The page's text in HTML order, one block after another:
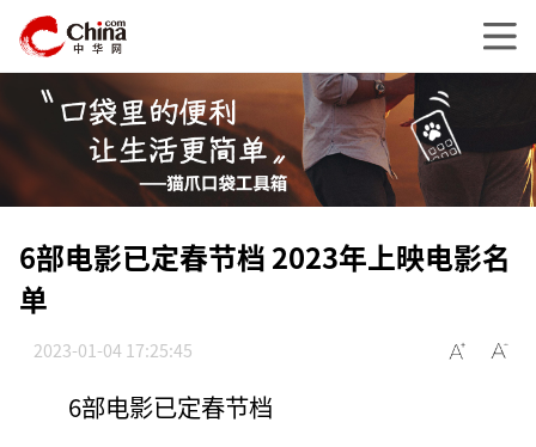
6部电影已定春节档 2023年上映电影名
单
2023-01-04 17:25:45
6部电影已定春节档